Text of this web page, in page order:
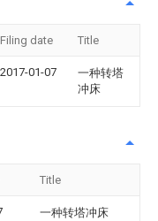
Filing date Title
2017-01-07
一种转塔
冲床
Title
一种转塔冲床